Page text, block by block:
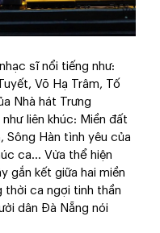
sĩ nổi tiếng như:
Võ Hạ Trâm, Tố
Nhà hát Trưng
liên khúc: Miền đất
Sông Hàn tình yêu của
ca… Vừa thể hiện
gắn kết giữa hai miền
thời ca ngợi tinh thần
dân Đà Nẵng nói